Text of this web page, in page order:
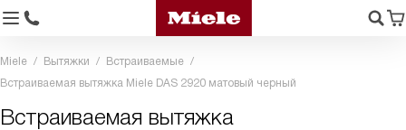
Miele Вытяжки
Встраиваемые
Встраиваемая вытяжка Miele DAS 2920 матовый черный
Встраиваемая вытяжка